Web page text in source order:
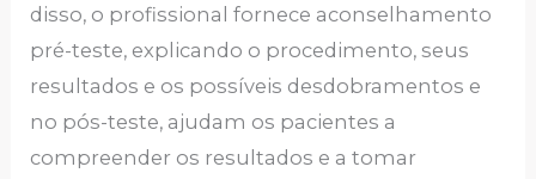
disso, o profissional fornece aconselhamento
pré-teste, explicando o procedimento, seus
resultados e os possíveis desdobramentos e
no pós-teste, ajudam os pacientes a
compreender os resultados e a tomar